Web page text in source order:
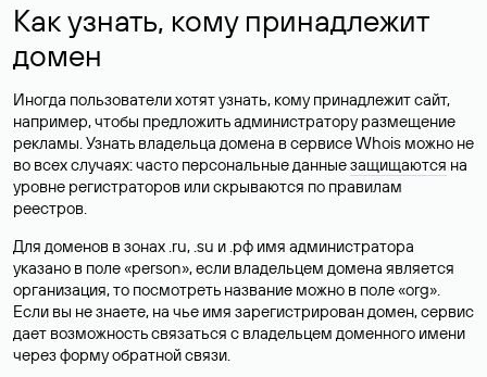
Как узнать, кому принадлежит
домен
Иногда пользователи хотят узнать, кому принадлежит сайт,
например, чтобы предложить администратору размещение
рекламы. Узнать владельца домена в сервисе Whois можно не
во всех случаях: часто персональные данныезащищаются на
уровне регистраторов или скрываются по правилам
реестров.
Для доменов в зонах .ru, .su и .рф имя администратора
указано в поле «person», если владельцем домена является
организация, то посмотреть название можно в поле «org».
Если вы не знаете, на чье имя зарегистрирован домен, сервис
дает возможность связаться с владельцем доменного имени
через форму обратной связи.